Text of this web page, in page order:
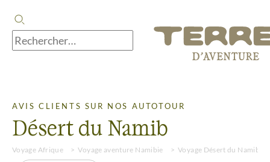
AVIS CLIENTS SUR NOS AUTOTOUR
Désert du Namib
Voyage Afrique Voyage aventure Namibie Voyage Désert du Namib